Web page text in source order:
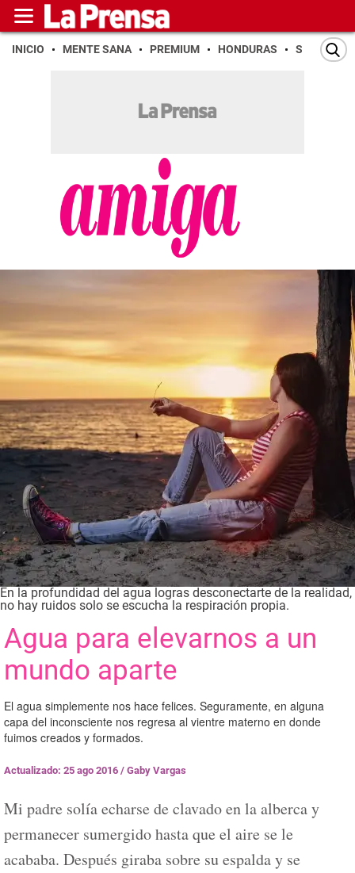
INICIO MENTE SANA PREMIUM HONDURAS SAN PEDRO
En la profundidad del agua logras desconectarte de la realidad,
no hay ruidos solo se escucha la respiración propia.
Agua para elevarnos a un
mundo aparte
El agua simplemente nos hace felices. Seguramente, en alguna
capa del inconsciente nos regresa al vientre materno en donde
fuimos creados y formados.
Actualizado: 25 ago 2016 / Gaby Vargas
Mi padre solía echarse de clavado en la alberca y
permanecer sumergido hasta que el aire se le
acababa. Después giraba sobre su espalda y se